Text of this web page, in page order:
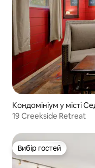
Кондомініум у місті
19 Creekside Retreat
Вибір гостей
Вибір гостей